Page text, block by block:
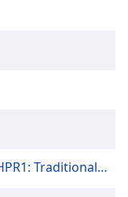
Classic Country